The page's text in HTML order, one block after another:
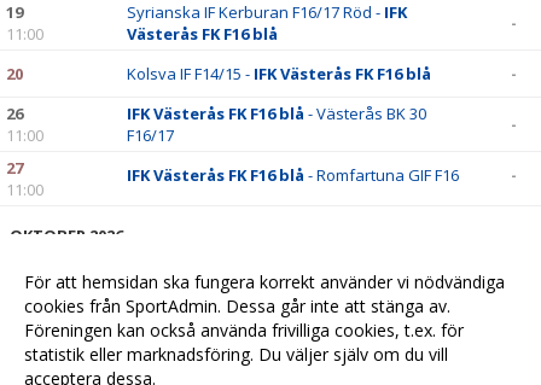
19
11:00
Syrianska IF Kerburan F16/17 Röd - IFK
Västerås FK F16 blå
-
20 Kolsva IF F14/15 - IFK Västerås FK F16 blå
-
26
11:00
IFK Västerås FK F16 blå - Västerås BK 30
F16/17
-
27
11:00
IFK Västerås FK F16 blå - Romfartuna GIF F16 -
OKTOBER 2026
10:00
Sala FF F16 - IFK Västerås FK F16 blå
13:00
Skiljebo SK F 16 Svart -IFK Västerås FK F16
blå
För att hemsidan ska fungera korrekt använder vi nödvändiga
cookies från SportAdmin. Dessa går inte att stänga av.
Föreningen kan också använda frivilliga cookies, t.ex. för
statistik eller marknadsföring. Du väljer själv om du vill
acceptera dessa.